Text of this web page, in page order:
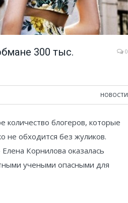
300 тыс.
0
НОВОСТИ
количество блогеров, которые
не обходится без жуликов.
Корнилова оказалась
учеными опасными для